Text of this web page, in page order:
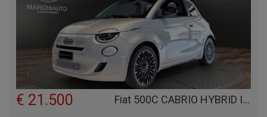
Fiat 500C CABRIO HYBRID ICON PACK STYLE
€ 21.500